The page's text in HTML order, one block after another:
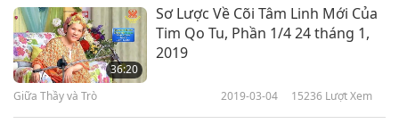
36:20
Sơ Lược Về Cõi Tâm Linh Mới Của
Tim Qo Tu, Phần 1/4 24 tháng 1,
2019
Giữa Thầy và Trò 2019-03-04 15236 Lượt Xem